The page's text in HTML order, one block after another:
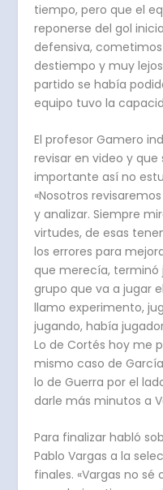
tiempo, pero que el
reponerse del gol
defensiva,
destiempo y muy
partido se había
equipo tuvo la
El profesor Gamero
revisar en video y
importante así no
«Nosotros
y analizar. Siempre
virtudes, de esas
los errores para
que merecía, terminó
grupo que va a jugar
llamo experimento,
jugando, había
Lo de Cortés hoy me
mismo caso de
lo de Guerra por el
darle más minutos a
Para finalizar habló
Pablo Vargas a la
finales. «Vargas no